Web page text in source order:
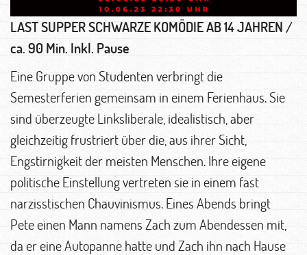
LAST SUPPERSCHWARZE KOMÖDIE AB 14 JAHREN /
ca. 90 Min. Inkl. Pause
Eine Gruppe von Studenten verbringt die
Semesterferien gemeinsam in einem Ferienhaus. Sie
sind überzeugte Linksliberale, idealistisch, aber
gleichzeitig frustriert über die, aus ihrer Sicht,
Engstirnigkeit der meisten Menschen. Ihre eigene
politische Einstellung vertreten sie in einem fast
narzisstischen Chauvinismus. Eines Abends bringt
Pete einen Mann namens Zach zum Abendessen mit,
da er eine Autopanne hatte und Zach ihn nach Hause